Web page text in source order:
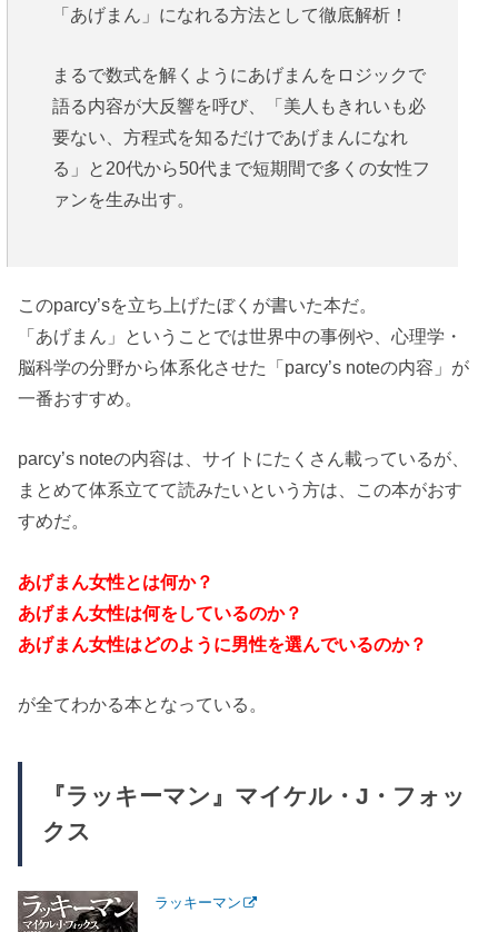
「あげまん」になれる方法として徹底解析！
まるで数式を解くようにあげまんをロジックで
語る内容が大反響を呼び、「美人もきれいも必
要ない、方程式を知るだけであげまんになれ
る」と20代から50代まで短期間で多くの女性フ
ァンを生み出す。
このparcy’sを立ち上げたぼくが書いた本だ。
「あげまん」ということでは世界中の事例や、心理学・
脳科学の分野から体系化させた「parcy’s noteの内容」が
一番おすすめ。
parcy’s noteの内容は、サイトにたくさん載っているが、
まとめて体系立てて読みたいという方は、この本がおす
すめだ。
あげまん女性とは何か？
あげまん女性は何をしているのか？
あげまん女性はどのように男性を選んでいるのか？
が全てわかる本となっている。
『ラッキーマン』マイケル・J・フォッ
クス
ラッキーマン